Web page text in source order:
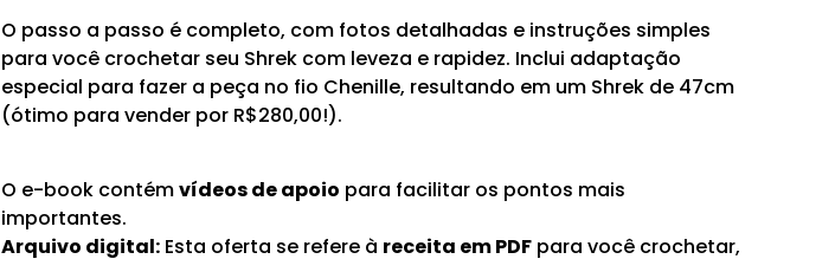
O passo a passo é completo, com fotos detalhadas e instruções simples
para você crochetar seu Shrek com leveza e rapidez. Inclui adaptação
especial para fazer a peça no fio Chenille, resultando em um Shrek de 47cm
(ótimo para vender por R$280,00!).
O e-book contémvídeos de apoio para facilitar os pontos mais
importantes.
Arquivo digital:Esta oferta se refere à receita em PDFpara você crochetar,